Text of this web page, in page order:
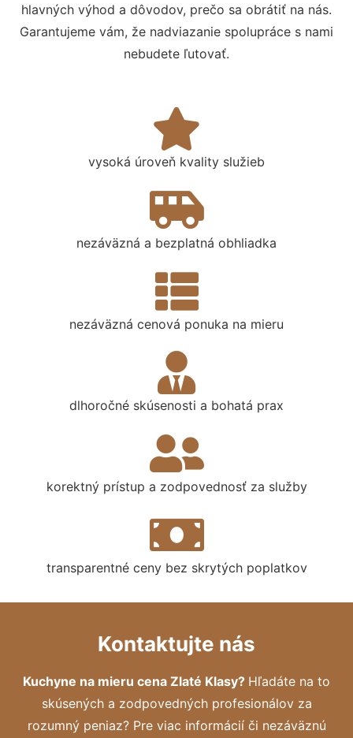
hlavných výhod a dôvodov, prečo sa obrátiť na nás.
Garantujeme vám, že nadviazanie spolupráce s nami
nebudete ľutovať.
vysoká úroveň kvality služieb
nezáväzná a bezplatná obhliadka
nezáväzná cenová ponuka na mieru
dlhoročné skúsenosti a bohatá prax
korektný prístup a zodpovednosť za služby
transparentné ceny bez skrytých poplatkov
Kontaktujte nás
Kuchyne na mieru cena Zlaté Klasy? Hľadáte na to
skúsených a zodpovedných profesionálov za
rozumný peniaz? Pre viac informácií či nezáväznú